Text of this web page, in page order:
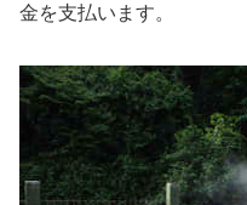
金を支払います。